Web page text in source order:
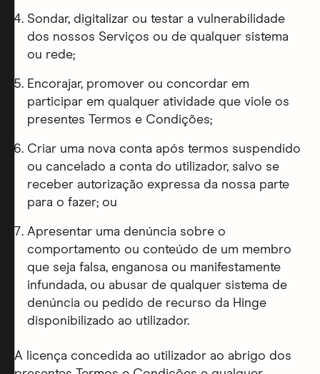
Sondar, digitalizar ou testar a vulnerabilidade
dos nossos Serviços ou de qualquer sistema
ou rede;
Encorajar, promover ou concordar em
participar em qualquer atividade que viole os
presentes Termos e Condições;
Criar uma nova conta após termos suspendido
ou cancelado a conta do utilizador, salvo se
receber autorização expressa da nossa parte
para o fazer; ou
Apresentar uma denúncia sobre o
comportamento ou conteúdo de um membro
que seja falsa, enganosa ou manifestamente
infundada, ou abusar de qualquer sistema de
denúncia ou pedido de recurso da Hinge
disponibilizado ao utilizador.
A licença concedida ao utilizador ao abrigo dos